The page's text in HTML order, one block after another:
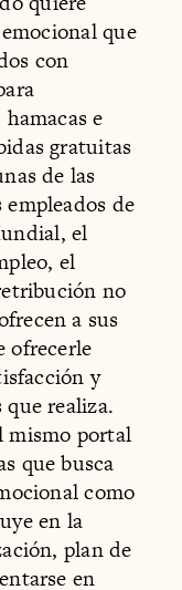
que
con
e
gratuitas
de las
de
el
el
no
a sus
ofrecerle
y
realiza.
mismo portal
que busca
como
en la
plan de
en